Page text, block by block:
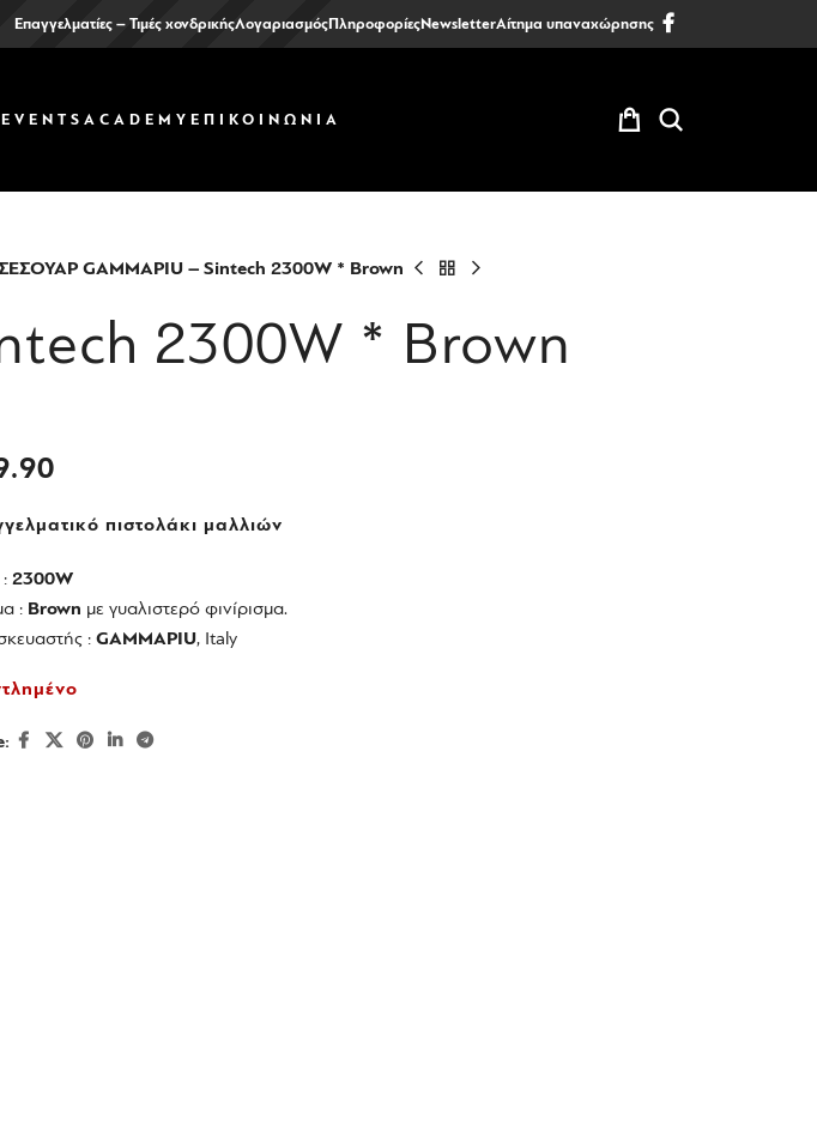
Επαγγελματίες – Τιμές χονδρικήςΛογαριασμόςΠληροφορίεςNewsletterΑίτημα υπαναχώρησης
EVENTS ACADEMY ΕΠΙΚΟΙΝΩΝΙΑ
GAMMAPIU – Sintech 2300W * Brown
2300W * Brown
πιστολάκι μαλλιών
: 2300W
: Brown με γυαλιστερό φινίρισμα.
: GAMMAPIU, Italy